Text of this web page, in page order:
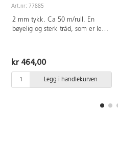
Art.nr: 77885
2 mm tykk. Ca 50 m/rull. En
bøyelig og sterk tråd, som er lett
kr 464,00
Legg i handlekurven